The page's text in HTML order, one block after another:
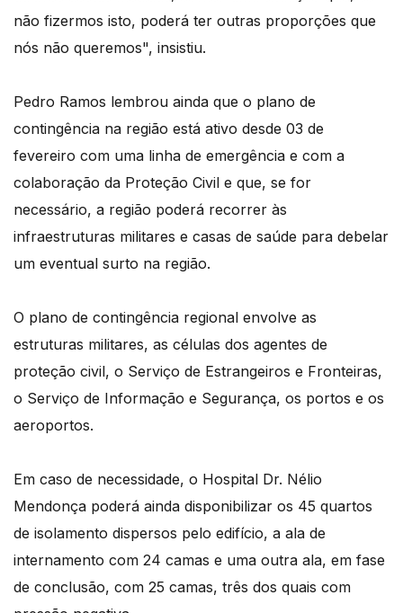
não fizermos isto, poderá ter outras proporções que
nós não queremos", insistiu.
Pedro Ramos lembrou ainda que o plano de
contingência na região está ativo desde 03 de
fevereiro com uma linha de emergência e com a
colaboração da Proteção Civil e que, se for
necessário, a região poderá recorrer às
infraestruturas militares e casas de saúde para debelar
um eventual surto na região.
O plano de contingência regional envolve as
estruturas militares, as células dos agentes de
proteção civil, o Serviço de Estrangeiros e Fronteiras,
o Serviço de Informação e Segurança, os portos e os
aeroportos.
Em caso de necessidade, o Hospital Dr. Nélio
Mendonça poderá ainda disponibilizar os 45 quartos
de isolamento dispersos pelo edifício, a ala de
internamento com 24 camas e uma outra ala, em fase
de conclusão, com 25 camas, três dos quais com